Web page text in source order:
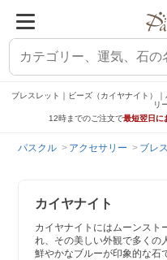
ブレスレット｜ビーズ（カイヤナイト）
リ
12時までのご注文で最短翌日に
パスクル アクセサリー ブレ
カイヤナイト
カイヤナイトにはムーンスト
れ、その美しい外観で多くの
鮮やかなブルーが印象的な石